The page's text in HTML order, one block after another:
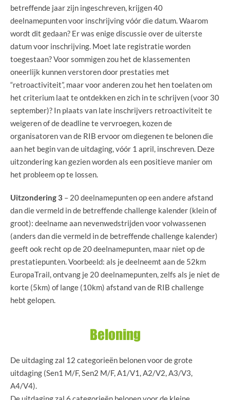
betreffende jaar zijn ingeschreven, krijgen 40
deelnamepunten voor inschrijving vóór die datum. Waarom
wordt dit gedaan? Er was enige discussie over de uiterste
datum voor inschrijving. Moet late registratie worden
toegestaan? Voor sommigen zou het de klassementen
oneerlijk kunnen verstoren door prestaties met
“retroactiviteit”, maar voor anderen zou het hen toelaten om
het criterium laat te ontdekken en zich in te schrijven (voor 30
september)? In plaats van late inschrijvers retroactiviteit te
weigeren of de deadline te vervroegen, kozen de
organisatoren van de RIB ervoor om diegenen te belonen die
aan het begin van de uitdaging, vóór 1 april, inschreven. Deze
uitzondering kan gezien worden als een positieve manier om
het probleem op te lossen.
Uitzondering 3 – 20 deelnamepunten op een andere afstand
dan die vermeld in de betreffende challenge kalender (klein of
groot): deelname aan nevenwedstrijden voor volwassenen
(anders dan die vermeld in de betreffende challenge kalender)
geeft ook recht op de 20 deelnamepunten, maar niet op de
prestatiepunten. Voorbeeld: als je deelneemt aan de 52km
EuropaTrail, ontvang je 20 deelnamepunten, zelfs als je niet de
korte (5km) of lange (10km) afstand van de RIB challenge
hebt gelopen.
Beloning
De uitdaging zal 12 categorieën belonen voor de grote
uitdaging (Sen1 M/F, Sen2 M/F, A1/V1, A2/V2, A3/V3,
A4/V4).